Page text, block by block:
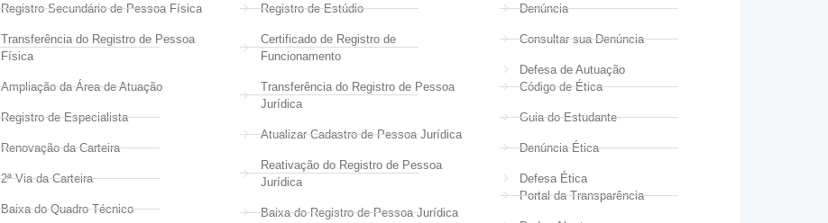
Registro Secundário de Pessoa Física
Transferência do Registro de Pessoa
Física
Ampliação da Área de Atuação
Registro de Especialista
Renovação da Carteira
2ª Via da Carteira
Baixa do Quadro Técnico
Registro de Estúdio
Certificado de Registro de
Funcionamento
Transferência do Registro de Pessoa
Jurídica
Atualizar Cadastro de Pessoa Jurídica
Reativação do Registro de Pessoa
Jurídica
Baixa do Registro de Pessoa Jurídica
Denúncia
Consultar sua Denúncia
Defesa de Autuação
Código de Ética
Guia do Estudante
Denúncia Ética
Defesa Ética
Portal da Transparência